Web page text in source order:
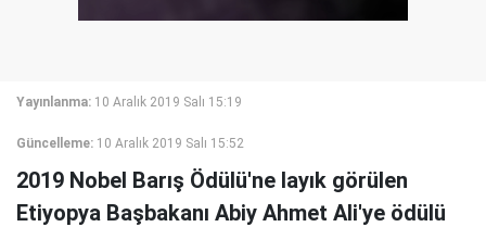
Yayınlanma: 10 Aralık 2019 Salı 15:19
Güncelleme: 10 Aralık 2019 Salı 15:52
2019 Nobel Barış Ödülü'ne layık görülen
Etiyopya Başbakanı Abiy Ahmet Ali'ye ödülü